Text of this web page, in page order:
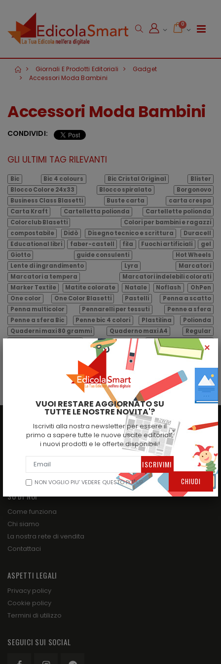
VUOI RESTARE AGGIORNATO SU
TUTTE LE NOSTRE NOVITA'?
Iscriviti alla nostra newsletter per essere il
primo a sapere tutte le nuove uscite editoriali,
i nuovi prodotti e le offerte disponibili!
NON VOGLIO PIU' VEDERE QUESTO POPUP CHIUDI
×
0
Giornali E Prodotti Editoriali
Gadget
Accessori Moda Bambini
Accessori Moda Bambini
CONDIVIDI:
GLI ULTIMI TAG RILEVANTI
Bic Bic 4 colours Bic Cristal Original
Blister
Blocco Colore 24x33
Blocco spiralato
Borgonovo
Business Class Blasetti
Buste carta
carta crespa
Carta Kraft
Cartelletta polionda
Cartellette polionda
Colorclub Blasetti
Colori per bambini e ragazzi
compostabile
Didò Disegno tecnico e scrittura
Duracell
Educational libri
faber-castell fila Fuochi artificiali
gel
Giotto
guide consulenti
Hot Wheels
Lente di ingrandimento
Lyra
Marcatori
Marcatori a tempera
Marcatori indelebili colorati
Marker Textile
Matite colorate Natale Noflash
OhPen
One color
One Color Blasetti Pastelli
Penna a scatto
Penna multicolor
Pennarelli per tessuti
Penne a sfera
Penne a sfera Bic
Penne bic 4 colori Plastilina
Polionda
Quaderni maxi 80 grammi
Quaderno maxi A4
Regular
Ricambi formato A4
Sacchetti biodegradabili
sassi
Shopper bio
Shopper biocompostabile
Stabilo Superimina Supermina
Tatuaggi
Valigetta polipropilene
Valigette polipropilene
NATALE STA ARRIVANDO !!!
GIOCHI E TUTTO PER IL DIVERTIMENTO DEI BAMBINI!
TUTTO PER LA SCUOLA
SU DI NOI
Come funziona
Chi siamo
La nostra rete di vendita
Contattaci
ASPETTI LEGALI
Privacy policy
Cookie policy
Termini di utilizzo
SEGUICI SUI SOCIAL